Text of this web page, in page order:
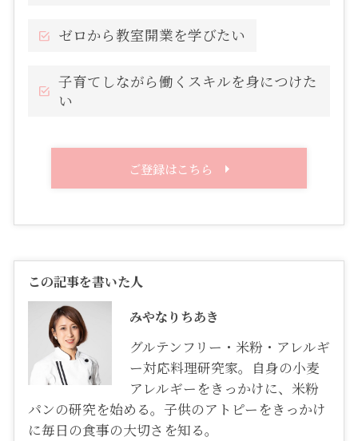
ゼロから教室開業を学びたい
子育てしながら働くスキルを身につけた
い
ご登録はこちら
この記事を書いた人
みやなりちあき
グルテンフリー・米粉・アレルギ
ー対応料理研究家。自身の小麦
アレルギーをきっかけに、米粉
パンの研究を始める。子供のアトピーをきっかけ
に毎日の食事の大切さを知る。